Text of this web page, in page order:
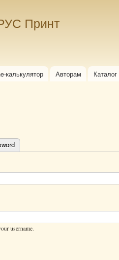
Принт
калькулятор Авторам
username.